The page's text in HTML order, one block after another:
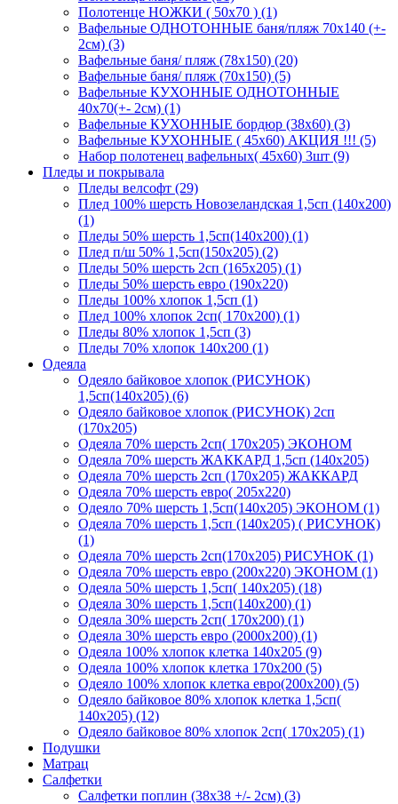
Полотенце НОЖКИ ( 50х70 ) (1)
Вафельные ОДНОТОННЫЕ баня/пляж 70х140 (+-
2см) (3)
Вафельные баня/ пляж (78х150) (20)
Вафельные баня/ пляж (70х150) (5)
Вафельные КУХОННЫЕ ОДНОТОННЫЕ
40х70(+- 2см) (1)
Вафельные КУХОННЫЕ бордюр (38х60) (3)
Вафельные КУХОННЫЕ ( 45х60) АКЦИЯ !!! (5)
Набор полотенец вафельных( 45х60) 3шт (9)
Пледы и покрывала
Пледы велсофт (29)
Плед 100% шерсть Новозеландская 1,5сп (140х200)
(1)
Пледы 50% шерсть 1,5сп(140х200) (1)
Плед п/ш 50% 1,5сп(150х205) (2)
Пледы 50% шерсть 2сп (165х205) (1)
Пледы 50% шерсть евро (190х220)
Пледы 100% хлопок 1,5сп (1)
Плед 100% хлопок 2сп( 170х200) (1)
Пледы 80% хлопок 1,5сп (3)
Пледы 70% хлопок 140х200 (1)
Одеяла
Одеяло байковое хлопок (РИСУНОК)
1,5сп(140х205) (6)
Одеяло байковое хлопок (РИСУНОК) 2сп
(170х205)
Одеяла 70% шерсть 2сп( 170х205) ЭКОНОМ
Одеяла 70% шерсть ЖАККАРД 1,5сп (140х205)
Одеяла 70% шерсть 2сп (170х205) ЖАККАРД
Одеяла 70% шерсть евро( 205х220)
Одеяло 70% шерсть 1,5сп(140х205) ЭКОНОМ (1)
Одеяла 70% шерсть 1,5сп (140х205) ( РИСУНОК)
(1)
Одеяла 70% шерсть 2сп(170х205) РИСУНОК (1)
Одеяла 70% шерсть евро (200х220) ЭКОНОМ (1)
Одеяла 50% шерсть 1,5сп( 140х205) (18)
Одеяла 30% шерсть 1,5сп(140х200) (1)
Одеяла 30% шерсть 2сп( 170х200) (1)
Одеяла 30% шерсть евро (2000х200) (1)
Одеяла 100% хлопок клетка 140х205 (9)
Одеяла 100% хлопок клетка 170х200 (5)
Одеяло 100% хлопок клетка евро(200х200) (5)
Одеяло байковое 80% хлопок клетка 1,5сп(
140х205) (12)
Одеяло байковое 80% хлопок 2сп( 170х205) (1)
Подушки
Матрац
Салфетки
Салфетки поплин (38х38 +/- 2см) (3)